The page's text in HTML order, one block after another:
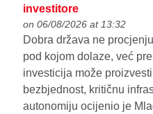
investitore
on 06/08/2026 at 13:32
Dobra država ne
pod kojom dolaze, već
investicija može
bezbjednost, kritičnu
autonomiju ocijenio je